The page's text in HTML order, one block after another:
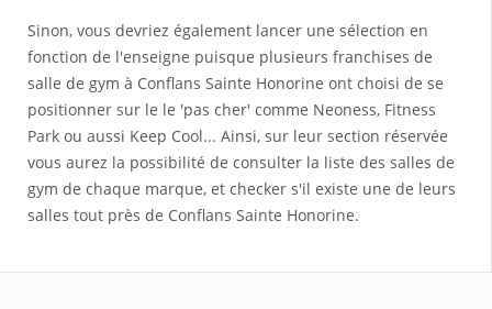
Sinon, vous devriez également lancer une sélection en
fonction de l'enseigne puisque plusieurs franchises de
salle de gym à Conflans Sainte Honorine ont choisi de se
positionner sur le le 'pas cher' comme Neoness, Fitness
Park ou aussi Keep Cool... Ainsi, sur leur section réservée
vous aurez la possibilité de consulter la liste des salles de
gym de chaque marque, et checker s'il existe une de leurs
salles tout près de Conflans Sainte Honorine.